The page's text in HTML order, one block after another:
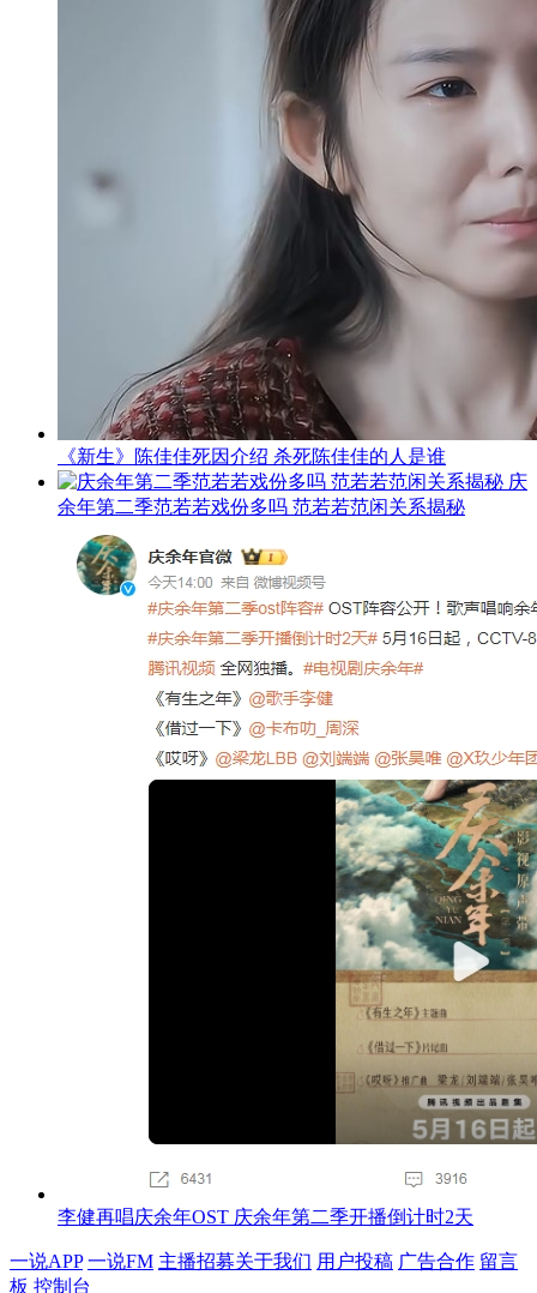
《新生》陈佳佳死因介绍 杀死陈佳佳的人是谁
庆
余年第二季范若若戏份多吗 范若若范闲关系揭秘
李健再唱庆余年OST 庆余年第二季开播倒计时2天
一说APP 一说FM 主播招募关于我们 用户投稿 广告合作 留言
板 控制台